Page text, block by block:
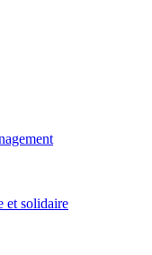
et solidaire